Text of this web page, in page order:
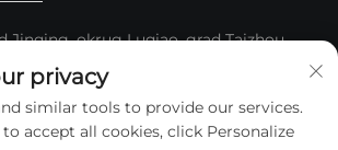
Jinqing, okrug Luqiao, grad Taizhou,
privacy
similar tools to provide our services.
accept all cookies, click Personalize